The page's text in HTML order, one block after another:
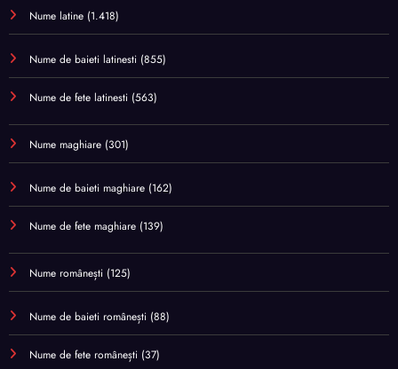
Nume latine (1.418)
Nume de baieti latinesti (855)
Nume de fete latinesti (563)
Nume maghiare (301)
Nume de baieti maghiare (162)
Nume de fete maghiare (139)
Nume românești (125)
Nume de baieti românești (88)
Nume de fete românești (37)